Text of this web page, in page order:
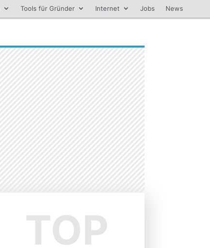
Tools für Gründer Internet Jobs News
TOP